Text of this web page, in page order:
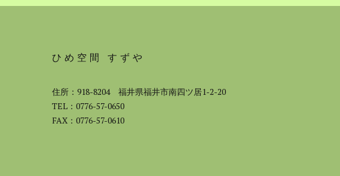
ひめ空間 すずや
住所：918-8204 福井県福井市南四ツ居1-2-20
TEL：0776-57-0650
FAX：0776-57-0610